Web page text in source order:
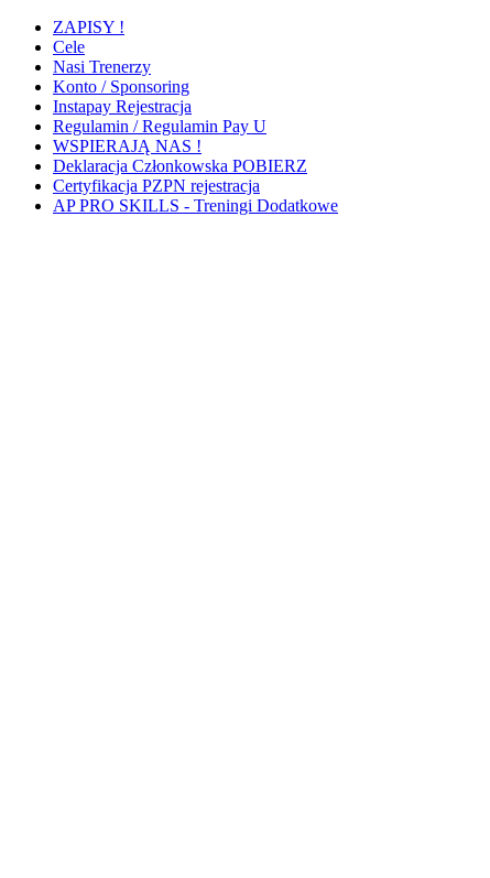
ZAPISY !
Cele
Nasi Trenerzy
Konto / Sponsoring
Instapay Rejestracja
Regulamin / Regulamin Pay U
WSPIERAJĄ NAS !
Deklaracja Członkowska POBIERZ
Certyfikacja PZPN rejestracja
AP PRO SKILLS - Treningi Dodatkowe